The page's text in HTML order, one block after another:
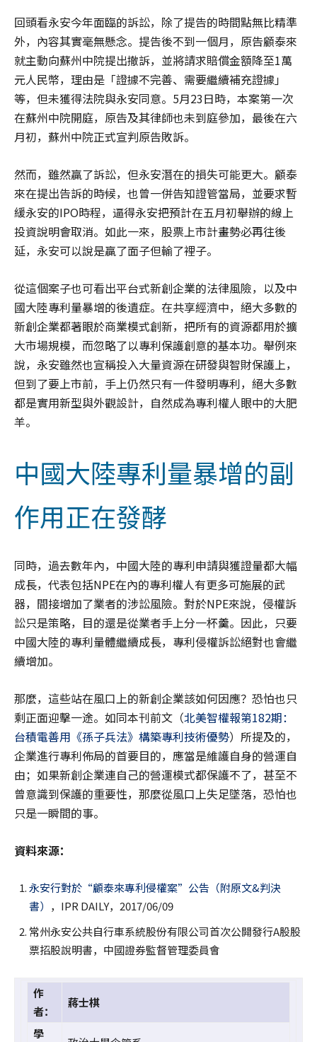
回頭看永安今年面臨的訴訟，除了提告的時間點無比精準
外，內容其實毫無懸念。提告後不到一個月，原告顧泰來
就主動向蘇州中院提出撤訴，並將請求賠償金額降至1萬
元人民幣，理由是「證據不完善、需要繼續補充證據」
等，但未獲得法院與永安同意。5月23日時，本案第一次
在蘇州中院開庭，原告及其律師也未到庭參加，最後在六
月初，蘇州中院正式宣判原告敗訴。
然而，雖然贏了訴訟，但永安潛在的損失可能更大。顧泰
來在提出告訴的時候，也曾一併告知證管當局，並要求暫
緩永安的IPO時程，逼得永安把預計在五月初舉辦的線上
投資說明會取消。如此一來，股票上市計畫勢必再往後
延，永安可以說是贏了面子但輸了裡子。
從這個案子也可看出平台式新創企業的法律風險，以及中
國大陸專利量暴增的後遺症。在共享經濟中，絕大多數的
新創企業都著眼於商業模式創新，把所有的資源都用於擴
大市場規模，而忽略了以專利保護創意的基本功。舉例來
說，永安雖然也宣稱投入大量資源在研發與智財保護上，
但到了要上市前，手上仍然只有一件發明專利，絕大多數
都是實用新型與外觀設計，自然成為專利權人眼中的大肥
羊。
中國大陸專利量暴增的副
作用正在發酵
同時，過去數年內，中國大陸的專利申請與獲證量都大幅
成長，代表包括NPE在內的專利權人有更多可施展的武
器，間接增加了業者的涉訟風險。對於NPE來說，侵權訴
訟只是策略，目的還是從業者手上分一杯羹。因此，只要
中國大陸的專利量體繼續成長，專利侵權訴訟絕對也會繼
續增加。
那麼，這些站在風口上的新創企業該如何因應？恐怕也只
剩正面迎擊一途。如同本刊前文（北美智權報第182期：
台積電善用《孫子兵法》構築專利技術優勢）所提及的，
企業進行專利佈局的首要目的，應當是維護自身的營運自
由；如果新創企業連自己的營運模式都保護不了，甚至不
曾意識到保護的重要性，那麼從風口上失足墜落，恐怕也
只是一瞬間的事。
資料來源：
永安行對於“顧泰來專利侵權案”公告（附原文&判決
書） ，IPR DAILY，2017/06/09
常州永安公共自行車系統股份有限公司首次公開發行A股股
票招股說明書，中國證券監督管理委員會
作
者：
蔣士棋
學